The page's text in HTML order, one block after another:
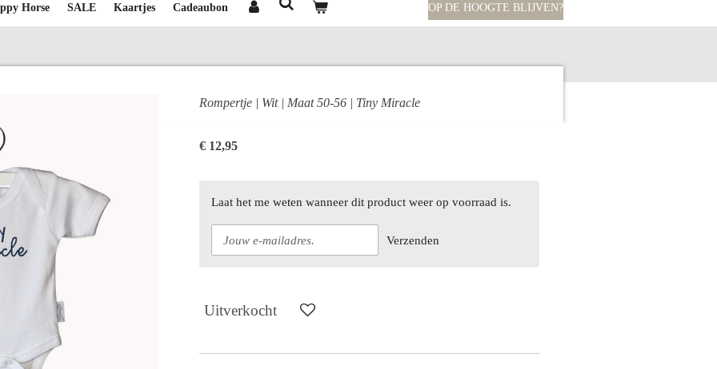
Horse SALE Kaartjes Cadeaubon OP DE HOOGTE BLIJVEN?
Rompertje | Wit | Maat 50-56 | Tiny Miracle
€ 12,95
Laat het me weten wanneer dit product weer op voorraad is.
Verzenden
Uitverkocht